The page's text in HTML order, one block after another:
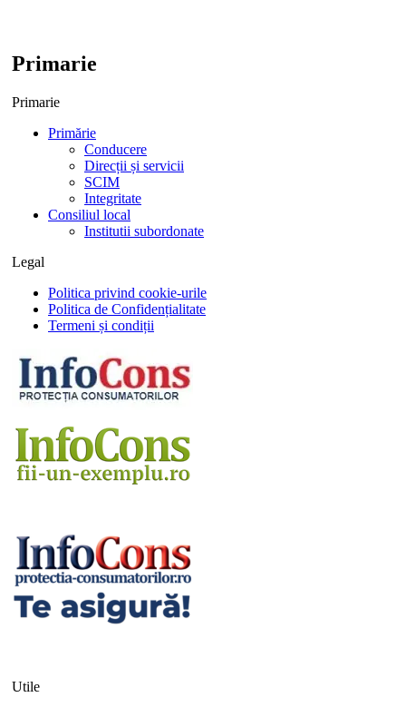
Primarie
Primarie
Primărie
Conducere
Direcții și servicii
SCIM
Integritate
Consiliul local
Institutii subordonate
Legal
Politica privind cookie-urile
Politica de Confidențialitate
Termeni și condiții
Utile